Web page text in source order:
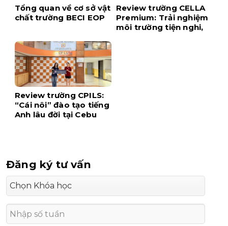
Tổng quan về cơ sở vật
chất trường BECI EOP
Review trường CELLA
Premium: Trải nghiệm
môi trường tiện nghi,
Review trường CPILS:
“Cái nôi” đào tạo tiếng
Anh lâu đời tại Cebu
Đăng ký tư vấn